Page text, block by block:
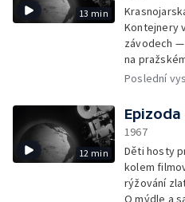
13 min
Kontejnery
závodech
na
znovu
fotografií v
Náměšti u
vojáčků v
přípravami
pro
v
Poslední
12 min
1967
Děti hosty
kolem
rýžování
O mýdle a